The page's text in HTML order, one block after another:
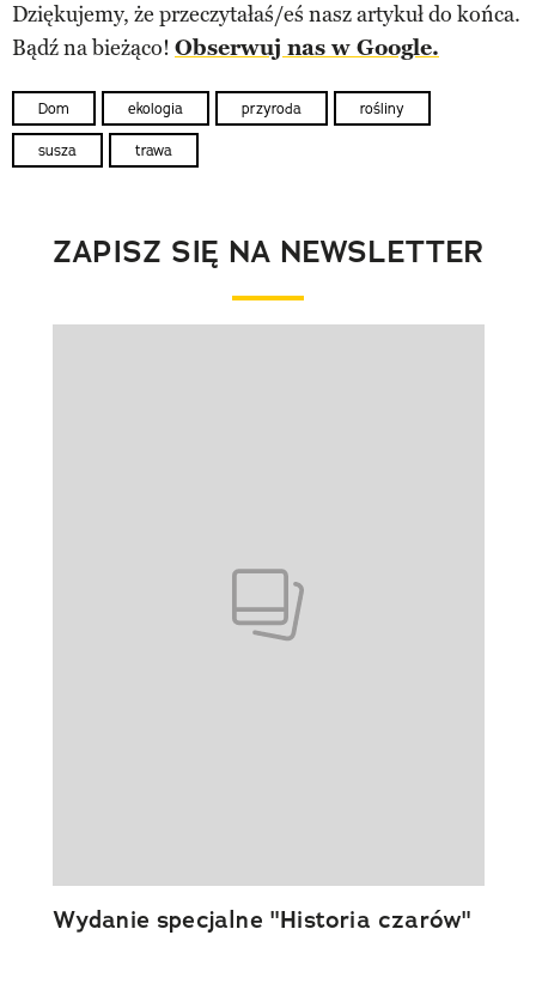
Dziękujemy, że przeczytałaś/eś nasz artykuł do końca.
Bądź na bieżąco! Obserwuj nas w Google.
Dom ekologia przyroda rośliny
susza trawa
ZAPISZ SIĘ NA NEWSLETTER
Wydanie specjalne "Historia czarów"